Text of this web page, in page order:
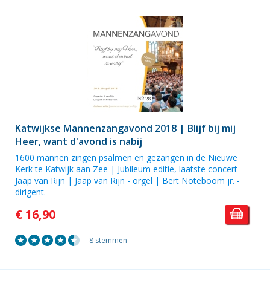
Katwijkse Mannenzangavond 2018 | Blijf bij mij
Heer, want d'avond is nabij
1600 mannen zingen psalmen en gezangen in de Nieuwe
Kerk te Katwijk aan Zee | Jubileum editie, laatste concert
Jaap van Rijn | Jaap van Rijn - orgel | Bert Noteboom jr. -
dirigent.
€ 16,90
8 stemmen